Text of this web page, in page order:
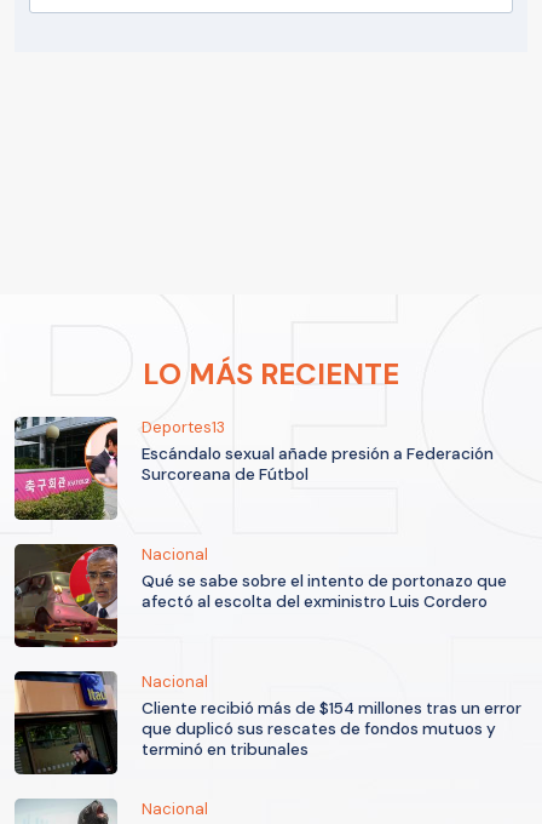
LO MÁS RECIENTE
Deportes13
Escándalo sexual añade presión a Federación
Surcoreana de Fútbol
Nacional
Qué se sabe sobre el intento de portonazo que
afectó al escolta del exministro Luis Cordero
Nacional
Cliente recibió más de $154 millones tras un error
que duplicó sus rescates de fondos mutuos y
terminó en tribunales
Nacional